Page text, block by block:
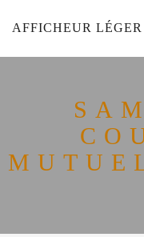
AFFICHEUR LÉGER